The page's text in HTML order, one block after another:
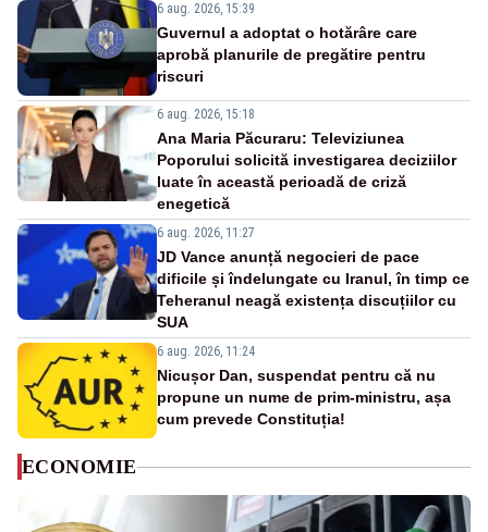
6 aug. 2026, 15:39
Guvernul a adoptat o hotărâre care
aprobă planurile de pregătire pentru
riscuri
6 aug. 2026, 15:18
Ana Maria Păcuraru: Televiziunea
Poporului solicită investigarea deciziilor
luate în această perioadă de criză
enegetică
6 aug. 2026, 11:27
JD Vance anunță negocieri de pace
dificile și îndelungate cu Iranul, în timp ce
Teheranul neagă existența discuțiilor cu
SUA
6 aug. 2026, 11:24
Nicușor Dan, suspendat pentru că nu
propune un nume de prim-ministru, așa
cum prevede Constituția!
ECONOMIE